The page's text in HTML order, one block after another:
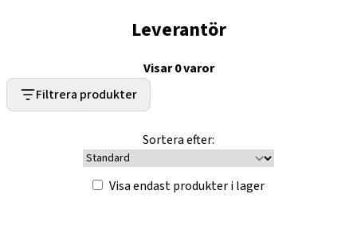
Leverantör
Visar0varor
Filtrera produkter
Sortera efter:
Visa endast produkter i lager